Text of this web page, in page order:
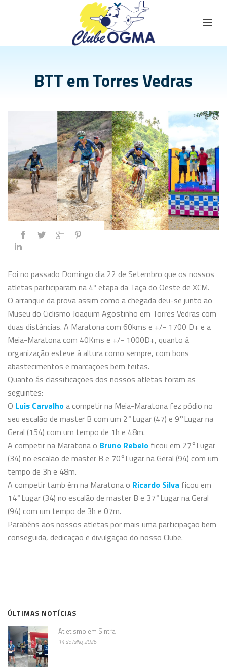
BTT em Torres Vedras
Foi no passado Domingo dia 22 de Setembro que os nossos
atletas participaram na 4º etapa da Taça do Oeste de XCM.
O arranque da prova assim como a chegada deu-se junto ao
Museu do Ciclismo Joaquim Agostinho em Torres Vedras com
duas distâncias. A Maratona com 60kms e +/- 1700 D+ e a
Meia-Maratona com 40Kms e +/- 1000D+, quanto á
organização esteve á altura como sempre, com bons
abastecimentos e marcações bem feitas.
Quanto ás classificações dos nossos atletas foram as
seguintes:
O Luis Carvalho a competir na Meia-Maratona fez pódio no
seu escalão de master B com um 2°Lugar (47) e 9°Lugar na
Geral (154) com um tempo de 1h e 48m.
A competir na Maratona o Bruno Rebelo ficou em 27°Lugar
(34) no escalão de master B e 70°Lugar na Geral (94) com um
tempo de 3h e 48m.
A competir tamb ém na Maratona o Ricardo Silva ficou em
14°Lugar (34) no escalão de master B e 37°Lugar na Geral
(94) com um tempo de 3h e 07m.
Parabéns aos nossos atletas por mais uma participação bem
conseguida, dedicação e divulgação do nosso Clube.
ÚLTIMAS NOTÍCIAS
Atletismo em Sintra
14 de Julho, 2026